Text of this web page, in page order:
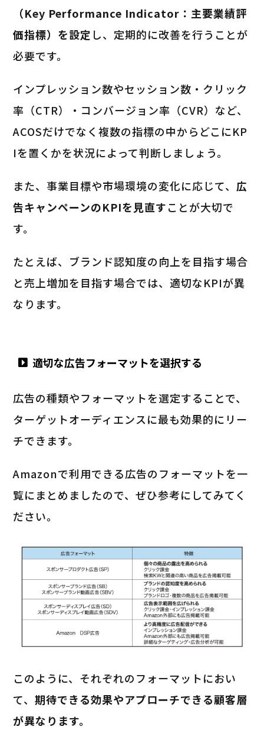
（Key Performance Indicator：主要業績評
価指標）を設定 し、定期的に改善を行うことが
必要です。
インプレッション数やセッション数・クリック
率（CTR）・コンバージョン率（CVR）など、
ACOSだけでなく複数の指標の中からどこにKP
Iを置くかを状況によって判断しましょう。
また、事業目標や市場環境の変化に応じて、 広
告キャンペーンのKPIを見直すことが大切で
す。
たとえば、ブランド認知度の向上を目指す場合
と売上増加を目指す場合では、適切なKPIが異
なります。
適切な広告フォーマットを選択する
広告の種類やフォーマットを選定することで、
ターゲットオーディエンスに最も効果的にリー
チできます。
Amazonで利用できる広告のフォーマットを一
覧にまとめましたので、ぜひ参考にしてみてく
ださい。
このように、それぞれのフォーマットにおい
て、期待できる効果やアプローチできる顧客層
が異なります。